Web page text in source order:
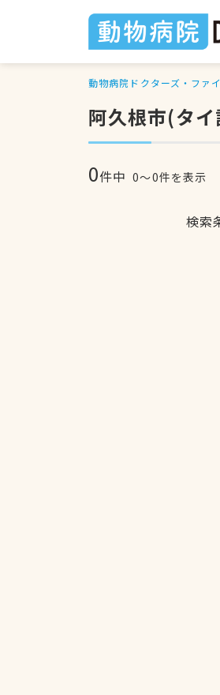
動物病院ドクターズ・ファ
阿久根市(タ
0件中 0〜0件を表示
検索